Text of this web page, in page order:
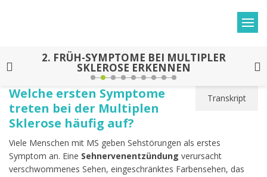
2. FRÜH-SYMPTOME BEI MULTIPLER
SKLEROSE ERKENNEN
Transkript
Welche ersten Symptome
treten bei der Multiplen
Sklerose häufig auf?
Viele Menschen mit MS geben Sehstörungen als erstes
Symptom an. Eine Sehnervenentzündung verursacht
verschwommenes Sehen, eingeschränktes Farbensehen, das